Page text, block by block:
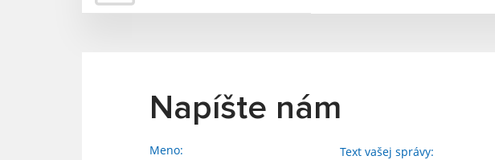
Napíšte nám
Meno: Text vašej správy: